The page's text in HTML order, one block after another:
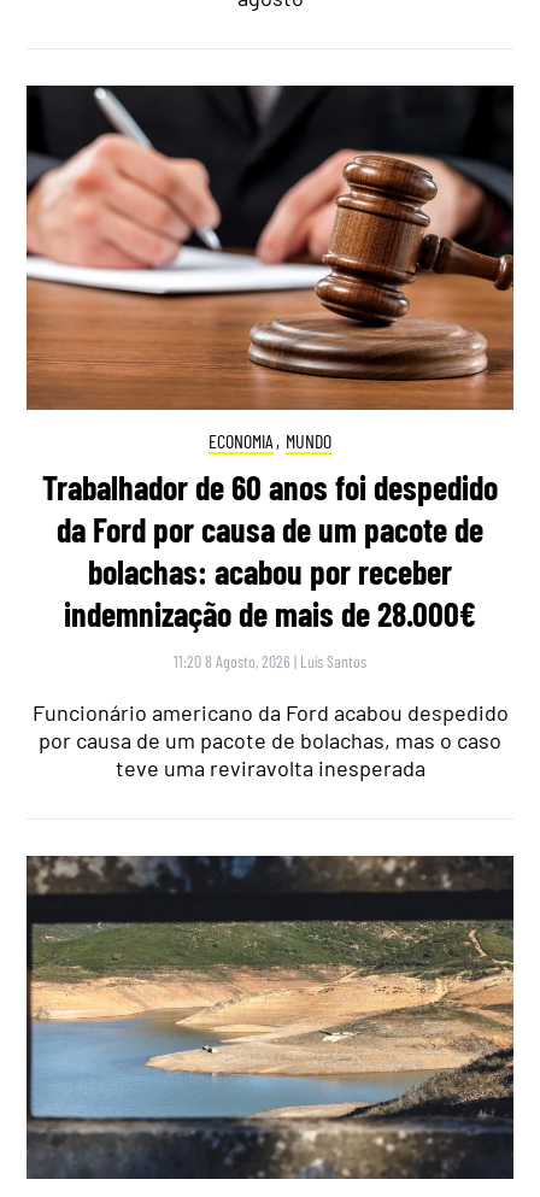
ECONOMIA , MUNDO
Trabalhador de 60 anos foi despedido
da Ford por causa de um pacote de
bolachas: acabou por receber
indemnização de mais de 28.000€
11:20 8 Agosto, 2026 | Luís Santos
Funcionário americano da Ford acabou despedido
por causa de um pacote de bolachas, mas o caso
teve uma reviravolta inesperada